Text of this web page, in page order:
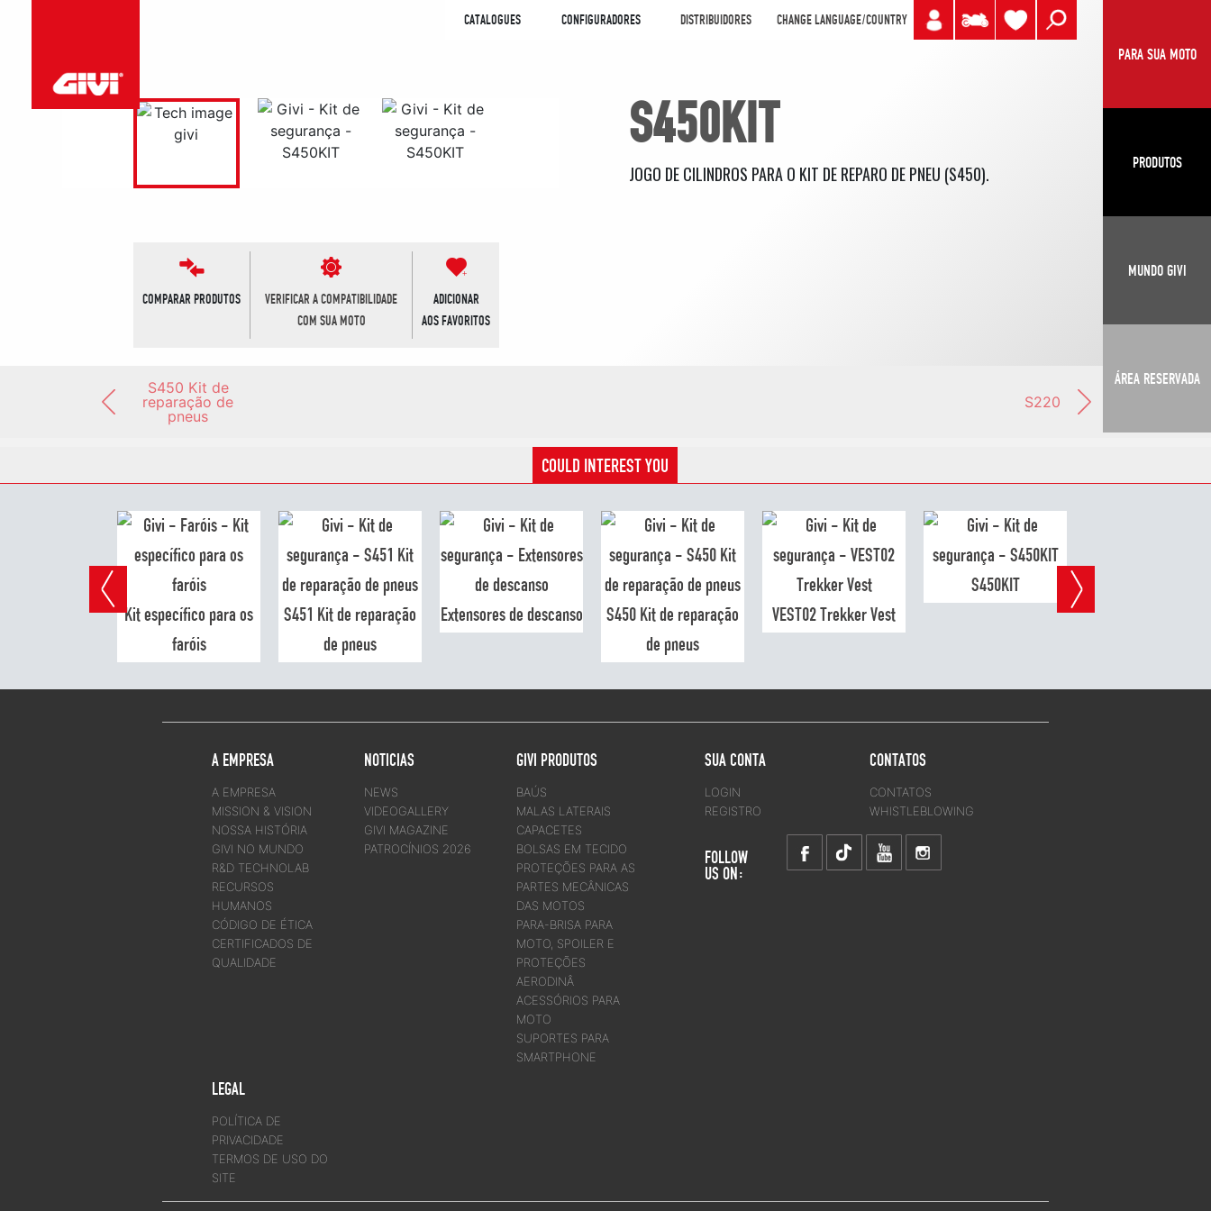
CATALOGUES CONFIGURADORES DISTRIBUIDORES CHANGE LANGUAGE/COUNTRY
PARA SUA MOTO
PRODUTOS
MUNDO GIVI
ÁREA RESERVADA
COMPARAR PRODUTOS
VERIFICAR A COMPATIBILIDADE
COM SUA MOTO
ADICIONAR
AOS FAVORITOS
S450KIT
JOGO DE CILINDROS PARA O KIT DE REPARO DE PNEU (S450).
S450 Kit de
reparação de
pneus
S220
COULD INTEREST YOU
Kit específico para os
faróis
S451 Kit de reparação
de pneus
Extensores de descanso
S450 Kit de reparação
de pneus
VEST02 Trekker Vest
S450KIT
A EMPRESA
A EMPRESA
MISSION & VISION
NOSSA HISTÓRIA
GIVI NO MUNDO
R&D TECHNOLAB
RECURSOS
HUMANOS
CÓDIGO DE ÉTICA
CERTIFICADOS DE
QUALIDADE
NOTICIAS
NEWS
VIDEOGALLERY
GIVI MAGAZINE
PATROCÍNIOS 2026
GIVI PRODUTOS
BAÚS
MALAS LATERAIS
CAPACETES
BOLSAS EM TECIDO
PROTEÇÕES PARA AS
PARTES MECÂNICAS
DAS MOTOS
PARA-BRISA PARA
MOTO, SPOILER E
PROTEÇÕES
AERODINÂ
ACESSÓRIOS PARA
MOTO
SUPORTES PARA
SMARTPHONE
LEGAL
POLÍTICA DE
PRIVACIDADE
TERMOS DE USO DO
SITE
SUA CONTA
LOGIN
REGISTRO
CONTATOS
CONTATOS
WHISTLEBLOWING
FOLLOW
US ON: